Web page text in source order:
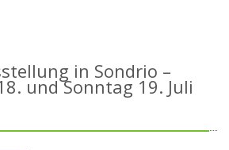
in Sondrio –
und Sonntag 19. Juli